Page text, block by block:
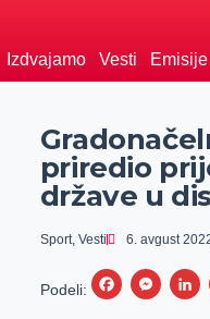
Izdvajamo Vesti Emisije
priredio
države u
Sport, Vesti 6. avgust
Podeli:
F
M
L